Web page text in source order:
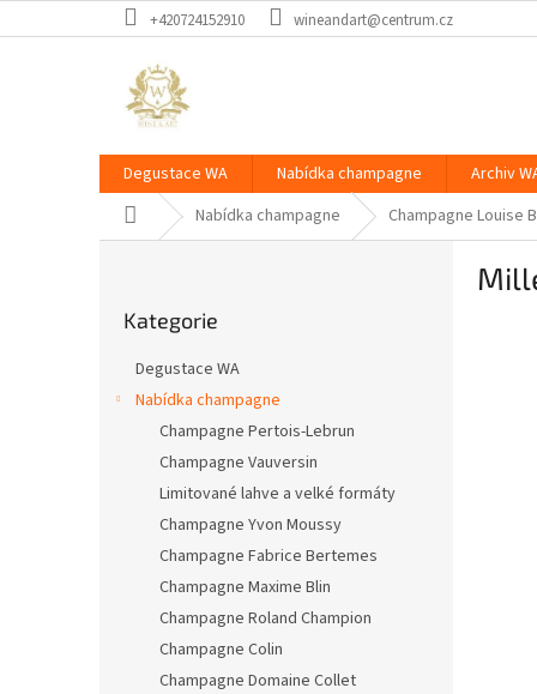
na
+420724152910 wineandart@centrum.cz
Degustace WA Nabídka champagne Archiv
Domů Nabídka champagne Champagne Louise
kategorie
Kategorie
Degustace WA
Nabídka champagne
Champagne Pertois-Lebrun
Champagne Vauversin
Limitované lahve a velké formáty
Champagne Yvon Moussy
Champagne Fabrice Bertemes
Champagne Maxime Blin
Champagne Roland Champion
Champagne Colin
Champagne Domaine Collet